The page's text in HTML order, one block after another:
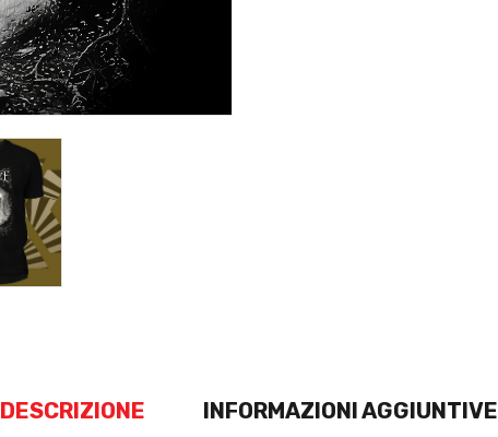
DESCRIZIONE INFORMAZIONI AGGIUNTIVE